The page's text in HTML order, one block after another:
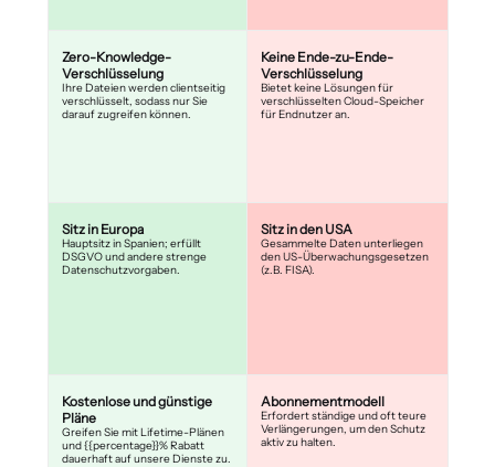
Zero-Knowledge-
Verschlüsselung
Ihre Dateien werden clientseitig
verschlüsselt, sodass nur Sie
darauf zugreifen können.
Sitz in Europa
Hauptsitz in Spanien; erfüllt
DSGVO und andere strenge
Datenschutzvorgaben.
Kostenlose und günstige
Pläne
Greifen Sie mit Lifetime-Plänen
und {{percentage}}% Rabatt
dauerhaft auf unsere Dienste zu.
Keine Ende-zu-Ende-
Verschlüsselung
Bietet keine Lösungen für
verschlüsselten Cloud-Speicher
für Endnutzer an.
Sitz in den USA
Gesammelte Daten unterliegen
den US-Überwachungsgesetzen
(z.B. FISA).
Abonnementmodell
Erfordert ständige und oft teure
Verlängerungen, um den Schutz
aktiv zu halten.